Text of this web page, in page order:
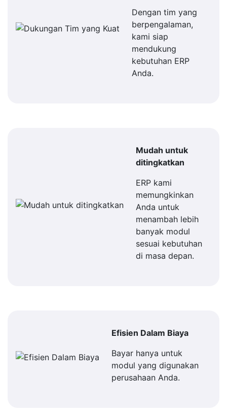
Dengan tim yang
berpengalaman,
kami siap
mendukung
kebutuhan ERP
Anda.
Mudah untuk
ditingkatkan
ERP kami
memungkinkan
Anda untuk
menambah lebih
banyak modul
sesuai kebutuhan
di masa depan.
Efisien Dalam Biaya
Bayar hanya untuk
modul yang digunakan
perusahaan Anda.